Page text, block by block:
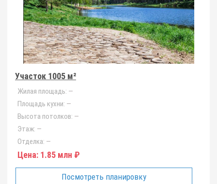
Участок 1005 м²
Жилая площадь: —
Площадь кухни: —
Высота потолков: —
Этаж: —
Отделка: —
Цена: 1.85 млн ₽
Посмотреть планировку